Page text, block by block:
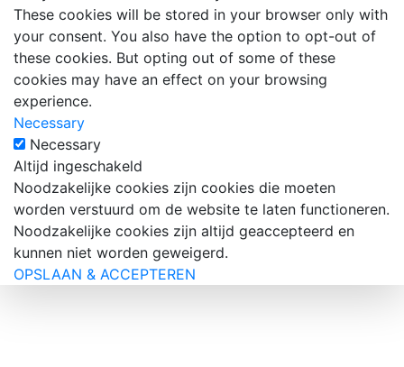
These cookies will be stored in your browser only with
your consent. You also have the option to opt-out of
these cookies. But opting out of some of these
cookies may have an effect on your browsing
experience.
Necessary
Necessary
Altijd ingeschakeld
Noodzakelijke cookies zijn cookies die moeten
worden verstuurd om de website te laten functioneren.
Noodzakelijke cookies zijn altijd geaccepteerd en
kunnen niet worden geweigerd.
OPSLAAN & ACCEPTEREN